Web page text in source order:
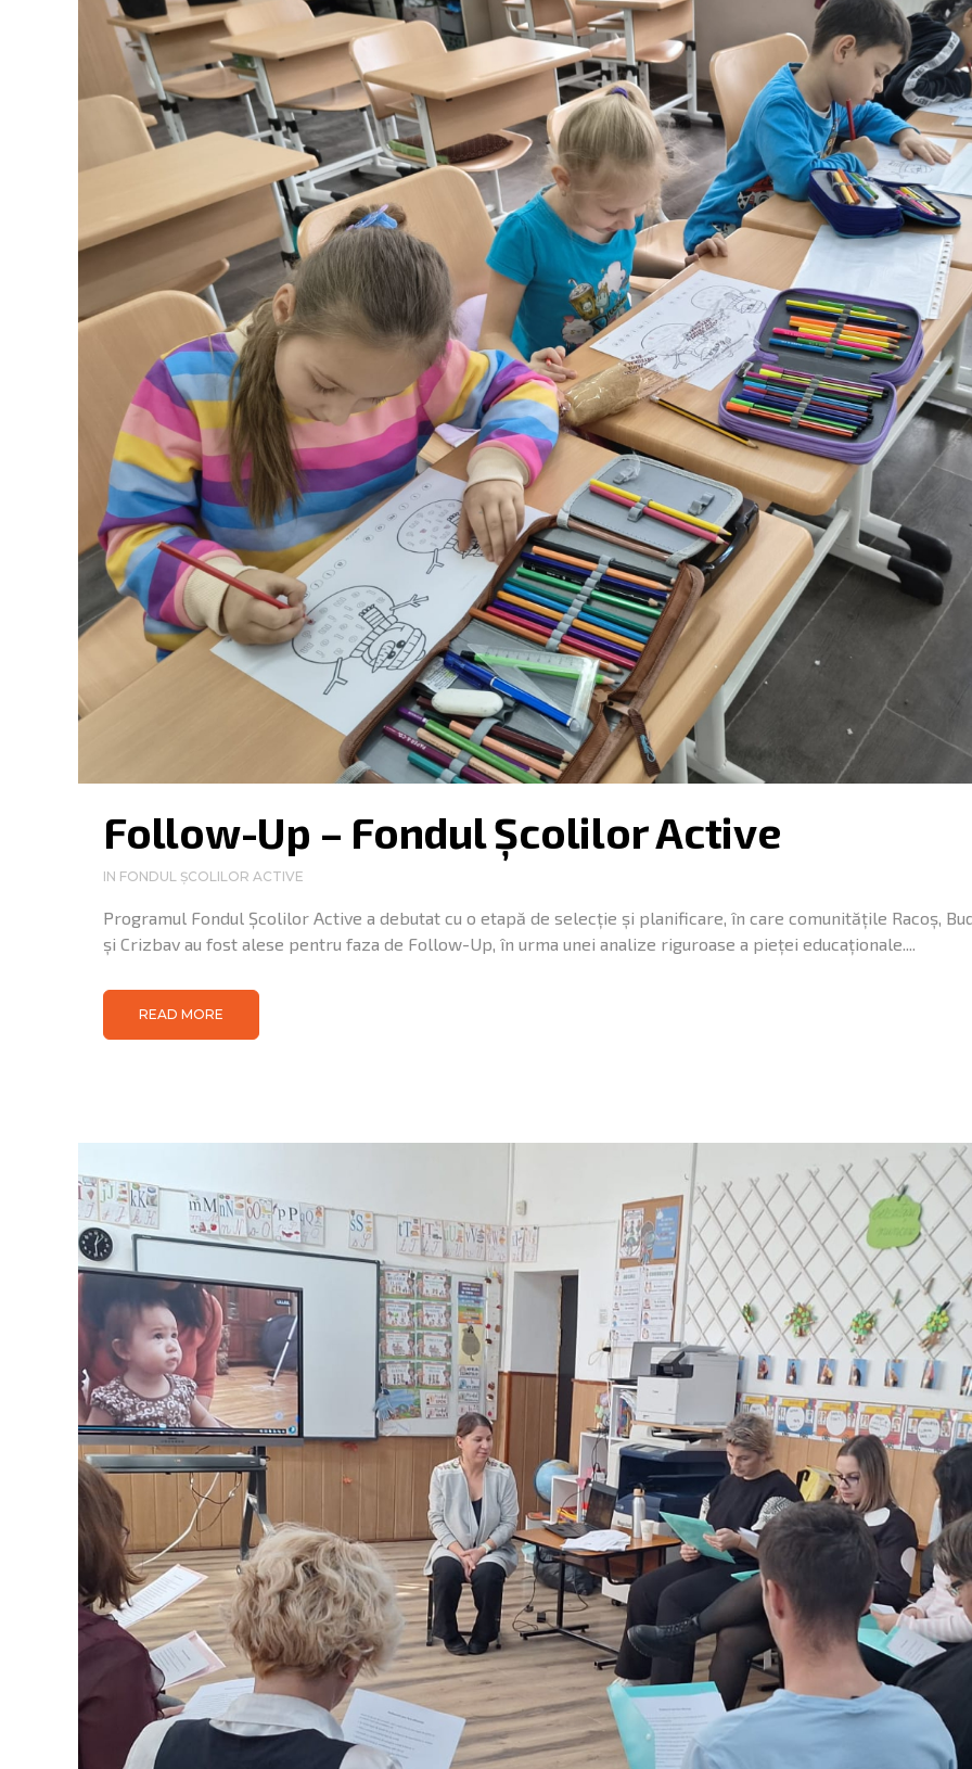
Follow-Up – Fondul Școlilor Active
IN FONDUL ȘCOLILOR ACTIVE
Programul Fondul Școlilor Active a debutat cu o etapă de selecție și planificare, în care comunitățile Racoș,
și Crizbav au fost alese pentru faza de Follow-Up, în urma unei analize riguroase a pieței educaționale....
READ MORE